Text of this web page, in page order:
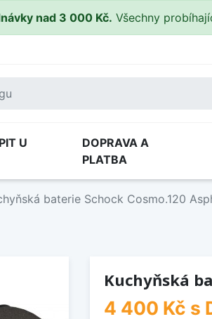
nad 3 000 Kč. Všechny
U
DOPRAVA A
PLATBA
baterie Schock Cosmo.120
Kuchyňská
4 400 Kč s